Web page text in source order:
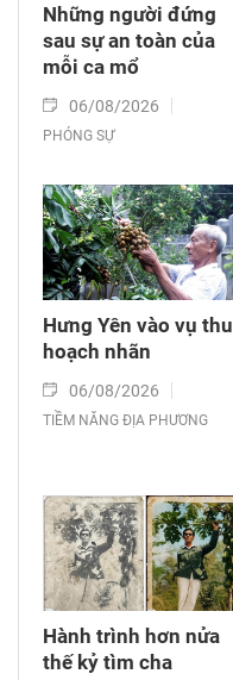
Những người đứng
sau sự an toàn của
mỗi ca mổ
06/08/2026
PHÓNG SỰ
Hưng Yên vào vụ thu
hoạch nhãn
06/08/2026
TIỀM NĂNG ĐỊA PHƯƠNG
Hành trình hơn nửa
thế kỷ tìm cha